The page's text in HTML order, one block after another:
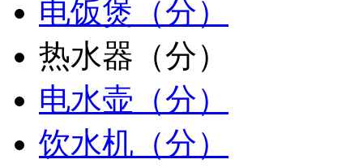
电饭煲（分）
热水器（分）
电水壶（分）
饮水机（分）